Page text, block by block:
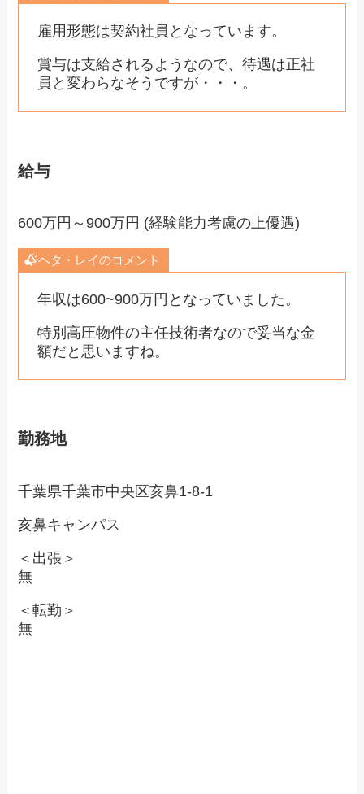
雇用形態は契約社員となっています。
賞与は支給されるようなので、待遇は正社
員と変わらなそうですが・・・。
給与
600万円～900万円 (経験能力考慮の上優遇)
ヘタ・レイのコメント
年収は600~900万円となっていました。
特別高圧物件の主任技術者なので妥当な金
額だと思いますね。
勤務地
千葉県千葉市中央区亥鼻1-8-1
亥鼻キャンパス
＜出張＞
無
＜転勤＞
無